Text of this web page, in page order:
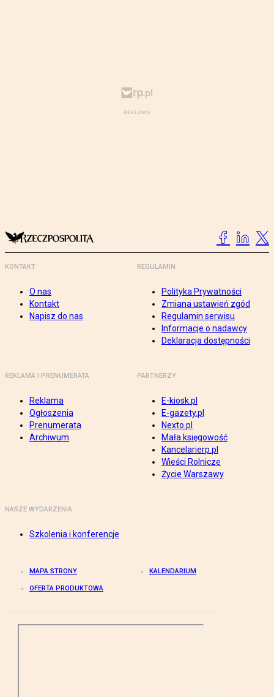
KONTAKT
O nas
Kontakt
Napisz do nas
REGULAMIN
Polityka Prywatności
Zmiana ustawień zgód
Regulamin serwisu
Informacje o nadawcy
Deklaracja dostępności
REKLAMA I PRENUMERATA
Reklama
Ogłoszenia
Prenumerata
Archiwum
PARTNERZY
E-kiosk.pl
E-gazety.pl
Nexto.pl
Mała księgowość
Kancelarierp.pl
Wieści Rolnicze
Życie Warszawy
NASZE WYDARZENIA
Szkolenia i konferencje
MAPA STRONY KALENDARIUM
OFERTA PRODUKTOWA